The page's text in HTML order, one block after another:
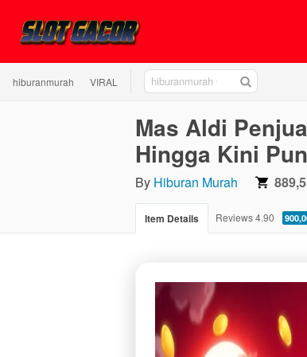
hiburanmurah VIRAL
GACOR
Mas Aldi
Hingga Kini
By Hiburan Murah
Item Details Reviews4.90 4.90